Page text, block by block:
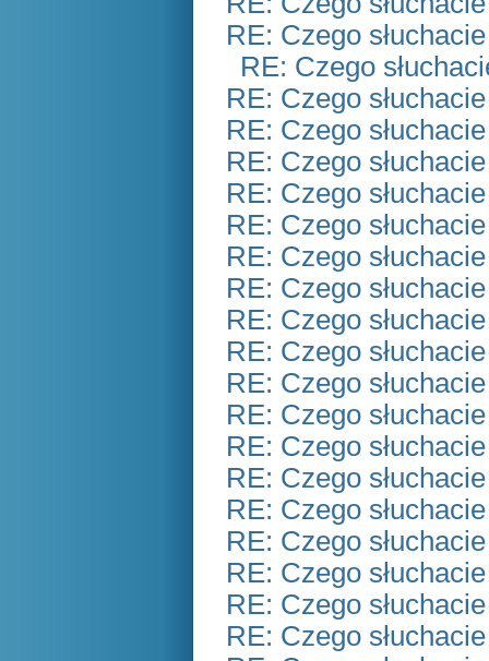
RE: Czego
RE: Czego
RE: Czego
RE: Czego
RE: Czego
RE: Czego
RE: Czego
RE: Czego
RE: Czego
RE: Czego
RE: Czego
RE: Czego
RE: Czego
RE: Czego
RE: Czego
RE: Czego
RE: Czego
RE: Czego
RE: Czego
RE: Czego